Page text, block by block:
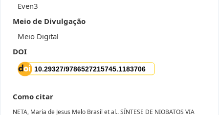
Even3
Meio de Divulgação
Meio Digital
DOI
Como citar
NETA, Maria de Jesus Melo Brasil et al.. SÍNTESE DE NIOBATOS VIA